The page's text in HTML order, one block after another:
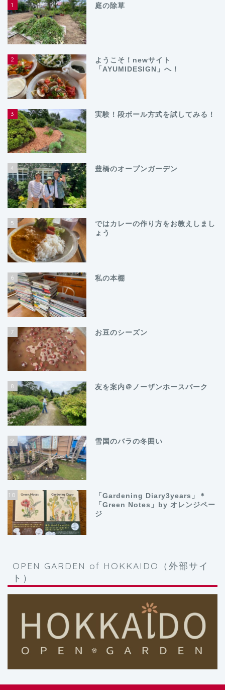
1 庭の除草
2
ようこそ！newサイト
「AYUMIDESIGN」へ！
3 実験！段ボール方式を試してみる！
4 豊橋のオープンガーデン
5
ではカレーの作り方をお教えしまし
ょう
6 私の本棚
7 お豆のシーズン
8 友を案内＠ノーザンホースパーク
9 雪国のバラの冬囲い
10
「Gardening Diary3years」＊
「Green Notes」by オレンジペー
ジ
OPEN GARDEN of HOKKAIDO（外部サイ
ト）